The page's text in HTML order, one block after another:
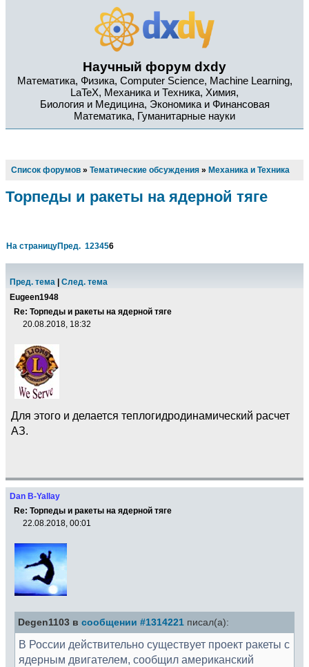
Научный форум dxdy
Математика, Физика, Computer Science, Machine Learning,
LaTeX, Механика и Техника, Химия,
Биология и Медицина, Экономика и Финансовая
Математика, Гуманитарные науки
Список форумов » Тематические обсуждения » Механика и Техника
Торпеды и ракеты на ядерной тяге
На страницуПред. 123456
Пред. тема
След. тема
Eugeen1948
Re: Торпеды и ракеты на ядерной тяге
20.08.2018, 18:32
Для этого и делается теплогидродинамический расчет
АЗ.
Dan B-Yallay
Re: Торпеды и ракеты на ядерной тяге
22.08.2018, 00:01
Degen1103 в сообщении #1314221 писал(а):
В России действительно существует проект ракеты с
ядерным двигателем, сообщил американский